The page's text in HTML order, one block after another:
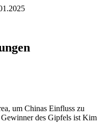
um Chinas Einfluss zu
des Gipfels ist Kim